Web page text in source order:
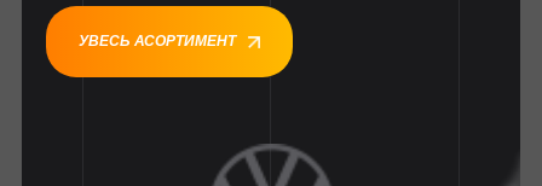
УВЕСЬ АСОРТИМЕНТ